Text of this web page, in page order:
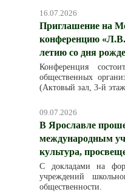
16.07.2026
Приглашение на
конференцию
летию со дня
Конференция
общественных
(Актовый зал, 3-й
09.07.2026
В Ярославле
международным
культура,
С докладами на
учреждений
общественности.